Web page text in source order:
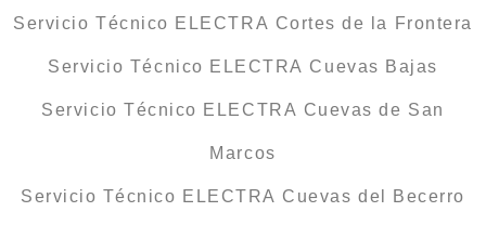
Servicio Técnico ELECTRA Cortes de la Frontera
Servicio Técnico ELECTRA Cuevas Bajas
Servicio Técnico ELECTRA Cuevas de San
Marcos
Servicio Técnico ELECTRA Cuevas del Becerro